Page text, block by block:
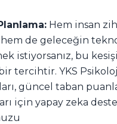
Hem insan
de geleceğin
istiyorsanız, bu
tercihtir. YKS
güncel taban
için yapay zeka